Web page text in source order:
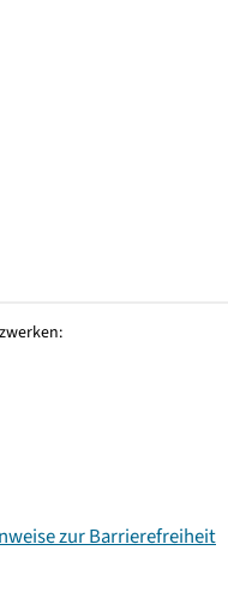
zur Barrierefreiheit